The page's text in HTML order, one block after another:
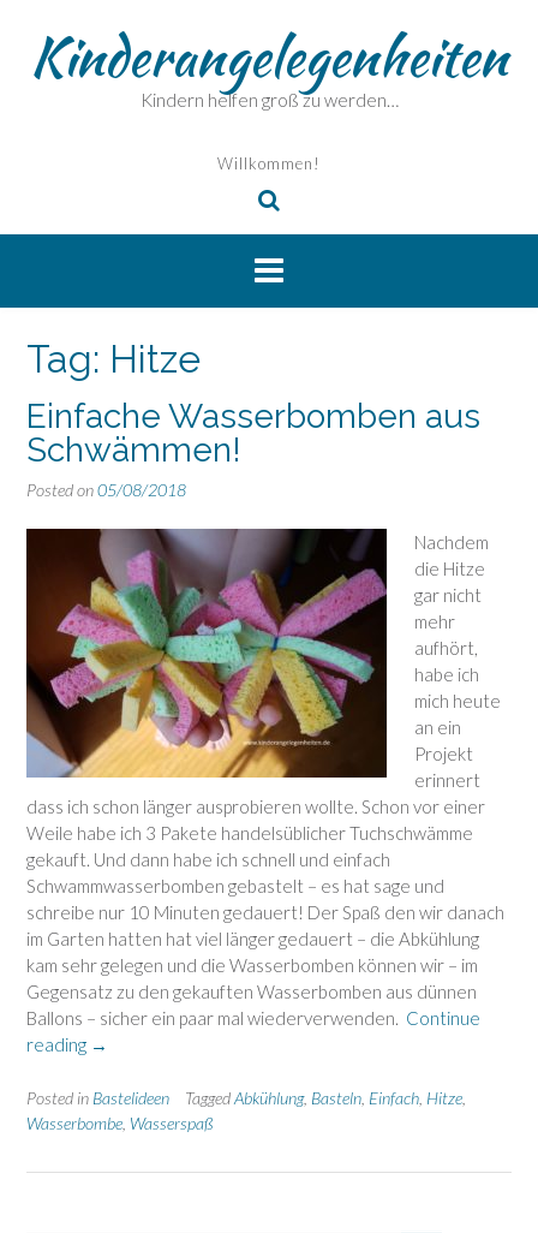
contentKinderangelegenheiten
Kindern helfen groß zu werden…
Willkommen!
Tag: Hitze
Einfache Wasserbomben aus
Schwämmen!
Posted on05/08/2018
Nachdem
die Hitze
gar nicht
mehr
aufhört,
habe ich
mich heute
an ein
Projekt
erinnert
dass ich schon länger ausprobieren wollte. Schon vor einer
Weile habe ich 3 Pakete handelsüblicher Tuchschwämme
gekauft. Und dann habe ich schnell und einfach
Schwammwasserbomben gebastelt – es hat sage und
schreibe nur 10 Minuten gedauert! Der Spaß den wir danach
im Garten hatten hat viel länger gedauert – die Abkühlung
kam sehr gelegen und die Wasserbomben können wir – im
Gegensatz zu den gekauften Wasserbomben aus dünnen
Ballons – sicher ein paar mal wiederverwenden. Continue
reading “Einfache
aus
Schwämmen!”
→
Posted in Bastelideen TaggedAbkühlung, Basteln Einfach Hitze
Wasserbombe Wasserspaß